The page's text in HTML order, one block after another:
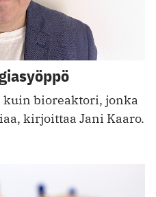
kuin bioreaktori, jonka
kirjoittaa Jani Kaaro.